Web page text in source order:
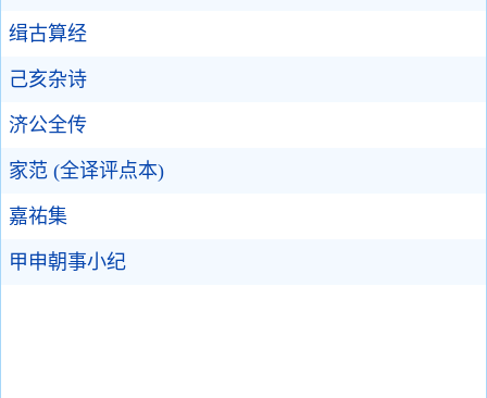
缉古算经
己亥杂诗
济公全传
家范 (全译评点本)
嘉祐集
甲申朝事小纪